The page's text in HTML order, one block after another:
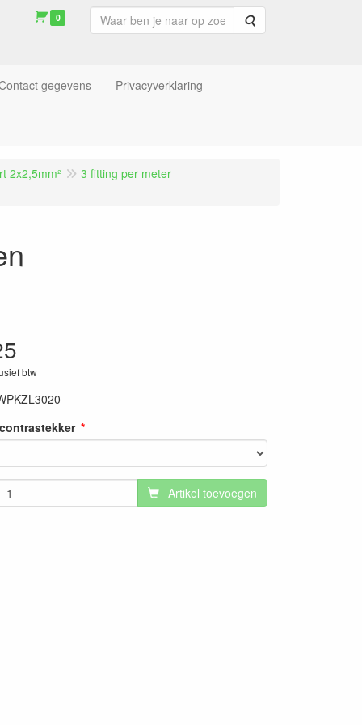
0 Zoeken
gegevens Privacyverklaring
2x2,5mm² 3 fitting per meter
btw
Artikel toevoegen